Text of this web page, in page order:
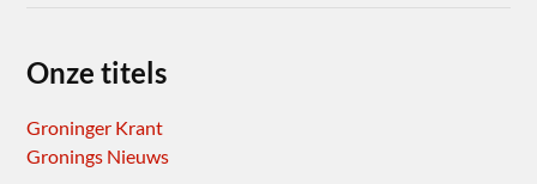
Onze titels
Groninger Krant
Gronings Nieuws